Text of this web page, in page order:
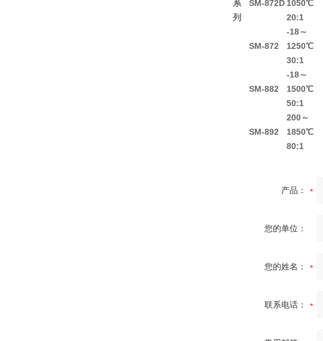
系
列
SM-872D 1050℃
20:1
SM-872
-18～
1250℃
30:1
SM-882
-18～
1500℃
50:1
SM-892
200～
1850℃
80:1
产品：
您的单位：
您的姓名：
联系电话：